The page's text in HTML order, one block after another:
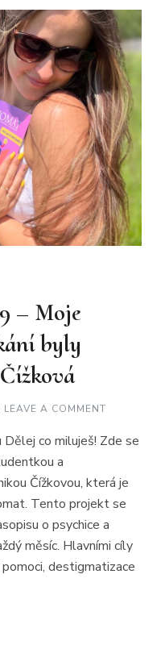
– Moje
byly
LEAVE A COMMENT
MILUJEŠ
MOJE
O
PODNIKÁNÍ
BYLY
NAIVNÍ
–
VERONIKA
ČÍŽKOVÁ
co miluješ! Zde se
a
Čížkovou, která je
Tento projekt se
o psychice a
měsíc. Hlavními cíly
destigmatizace